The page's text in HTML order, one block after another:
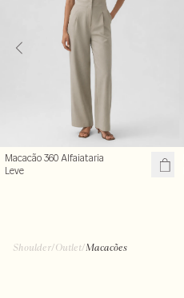
Macacão 360 Alfaiataria
Leve